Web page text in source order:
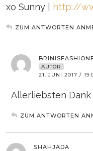
xo Sunny | http://
ZUM ANTWORTEN
AUTOR
21. JUNI 2017 /
Allerliebsten Dank
ZUM ANTWORTEN
SHAHJADA